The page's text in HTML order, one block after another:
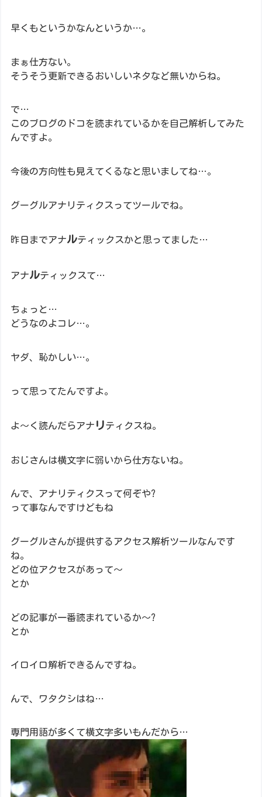
早くもというかなんというか…。
まぁ仕方ない。
そうそう更新できるおいしいネタなど無いからね。
で…
このブログのドコを読まれているかを自己解析してみた
んですよ。
今後の方向性も見えてくるなと思いましてね…。
グーグルアナリティクスってツールでね。
昨日までアナルティックスかと思ってました…
アナルティックスて…
ちょっと…
どうなのよコレ…。
ヤダ、恥かしい…。
って思ってたんですよ。
よ～く読んだらアナ リティクスね。
おじさんは横文字に弱いから仕方ないね。
んで、アナリティクスって何ぞや?
って事なんですけどもね
グーグルさんが提供するアクセス解析ツールなんです
ね。
どの位アクセスがあって～
とか
どの記事が一番読まれているか～?
とか
イロイロ解析できるんですね。
んで、ワタクシはね…
専門用語が多くて横文字多いもんだから…